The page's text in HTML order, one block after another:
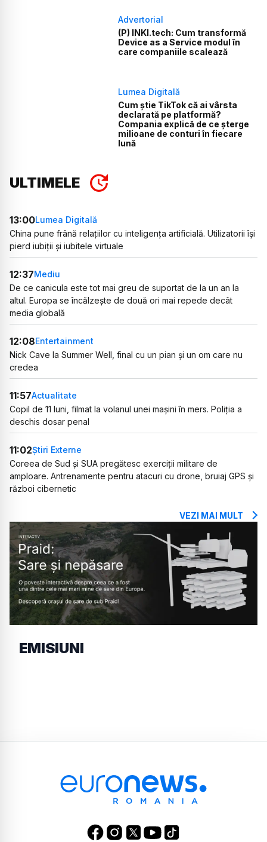
Advertorial
(P) INKI.tech: Cum transformă
Device as a Service modul în
care companiile scalează
Lumea Digitală
Cum știe TikTok că ai vârsta
declarată pe platformă?
Compania explică de ce șterge
milioane de conturi în fiecare
lună
ULTIMELE
13:00Lumea Digitală
China pune frână relațiilor cu inteligența artificială. Utilizatorii își
pierd iubiții și iubitele virtuale
12:37Mediu
De ce canicula este tot mai greu de suportat de la un an la
altul. Europa se încălzește de două ori mai repede decât
media globală
12:08Entertainment
Nick Cave la Summer Well, final cu un pian și un om care nu
credea
11:57Actualitate
Copil de 11 luni, filmat la volanul unei mașini în mers. Poliția a
deschis dosar penal
11:02Știri Externe
Coreea de Sud și SUA pregătesc exerciții militare de
amploare. Antrenamente pentru atacuri cu drone, bruiaj GPS și
război cibernetic
VEZI MAI MULT
EMISIUNI